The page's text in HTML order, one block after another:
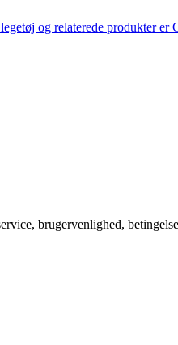
og relaterede produkter
brugervenlighed,